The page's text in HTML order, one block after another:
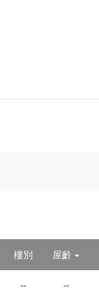
樓別 屋齡
-- --